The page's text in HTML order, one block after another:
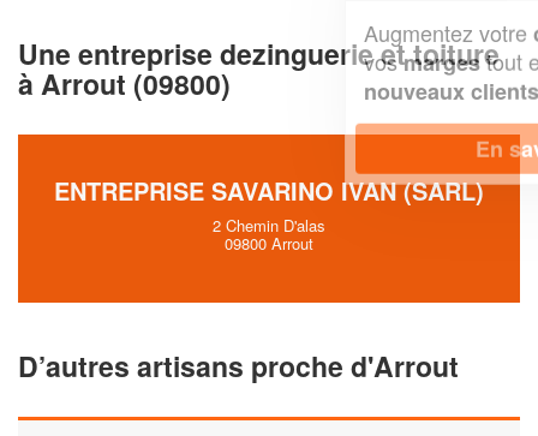
Une entreprise dezinguerie et toiture
à Arrout (09800)
ENTREPRISE SAVARINO IVAN (SARL)
2 Chemin D'alas
09800 Arrout
D’autres artisans proche d'Arrout
chiffre d'affaireset
vosmargestout en gagnant de
nouveaux clients